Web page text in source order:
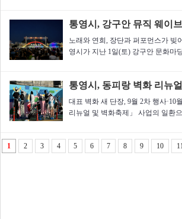
통영시, 강구안 뮤직 웨이
노래와 연희, 장단과 퍼포먼스가 빚
영시가 지난 1일(토) 강구안 문화마
통영시, 동피랑 벽화 리뉴
대표 벽화 새 단장, 9월 2차 행사·10
리뉴얼 및 벽화축제」 사업의 일환
1 2 3 4 5 6 7 8 9 10